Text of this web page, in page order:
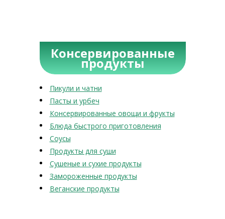
Консервированные
продукты
Пикули и чатни
Пасты и урбеч
Консервированные овощи и фрукты
Блюда быстрого приготовления
Соусы
Продукты для суши
Сушеные и сухие продукты
Замороженные продукты
Веганские продукты